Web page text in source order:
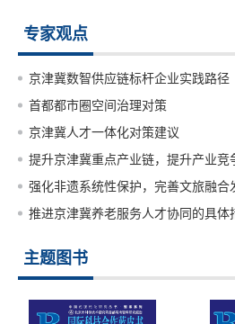
专家观点
京津冀数智供应链标杆企业实践路径
首都都市圈空间治理对策
京津冀人才一体化对策建议
提升京津冀重点产业链，提升产业竞
强化非遗系统性保护，完善文旅融合
推进京津冀养老服务人才协同的具体
主题图书